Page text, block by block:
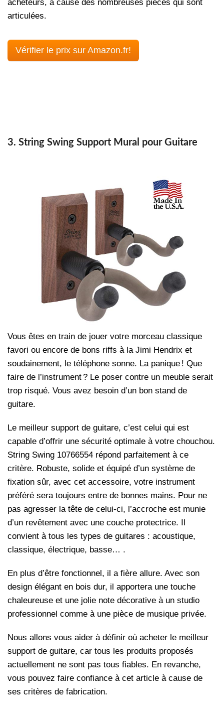
acheteurs, à cause des nombreuses pièces qui sont
articulées.
Vérifier le prix sur Amazon.fr!
3. String Swing Support Mural pour Guitare
Vous êtes en train de jouer votre morceau classique
favori ou encore de bons riffs à la Jimi Hendrix et
soudainement, le téléphone sonne. La panique ! Que
faire de l’instrument ? Le poser contre un meuble serait
trop risqué. Vous avez besoin d’un bon stand de
guitare.
Le meilleur support de guitare, c’est celui qui est
capable d’offrir une sécurité optimale à votre chouchou.
String Swing 10766554 répond parfaitement à ce
critère. Robuste, solide et équipé d’un système de
fixation sûr, avec cet accessoire, votre instrument
préféré sera toujours entre de bonnes mains. Pour ne
pas agresser la tête de celui-ci, l’accroche est munie
d’un revêtement avec une couche protectrice. Il
convient à tous les types de guitares : acoustique,
classique, électrique, basse… .
En plus d’être fonctionnel, il a fière allure. Avec son
design élégant en bois dur, il apportera une touche
chaleureuse et une jolie note décorative à un studio
professionnel comme à une pièce de musique privée.
Nous allons vous aider à définir où acheter le meilleur
support de guitare, car tous les produits proposés
actuellement ne sont pas tous fiables. En revanche,
vous pouvez faire confiance à cet article à cause de
ses critères de fabrication.